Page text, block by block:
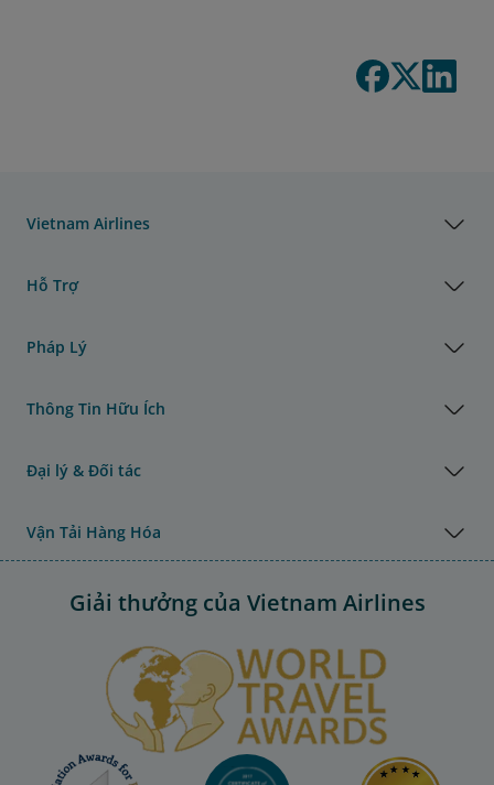
Vietnam Airlines
Hỗ Trợ
Pháp Lý
Thông Tin Hữu Ích
Đại lý & Đối tác
Vận Tải Hàng Hóa
Giải thưởng của Vietnam Airlines